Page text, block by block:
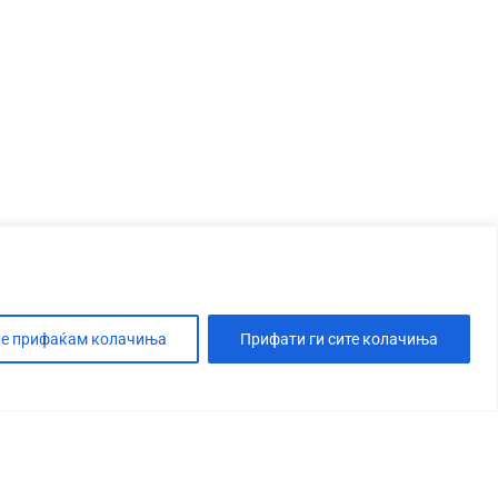
прифаќам колачиња Прифати ги сите колачиња